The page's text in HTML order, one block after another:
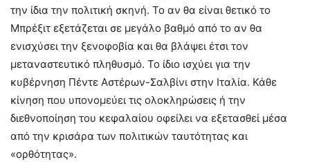
την ίδια την πολιτική σκηνή. Το αν θα είναι θετικό το
Μπρέξιτ εξετάζεται σε μεγάλο βαθμό από το αν θα
ενισχύσει την ξενοφοβία και θα βλάψει έτσι τον
μεταναστευτικό πληθυσμό. Το ίδιο ισχύει για την
κυβέρνηση Πέντε Αστέρων-Σαλβίνι στην Ιταλία. Κάθε
κίνηση που υπονομεύει τις ολοκληρώσεις ή την
διεθνοποίηση του κεφαλαίου οφείλει να εξετασθεί μέσα
από την κρισάρα των πολιτικών ταυτότητας και
«ορθότητας».